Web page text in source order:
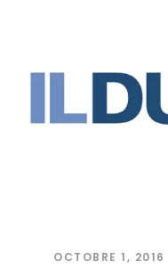
OCTOBRE 1, 2016